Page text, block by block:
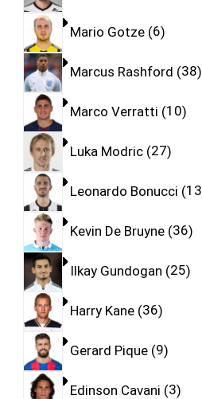
Mario Gotze 6
Marcus Rashford 38
Marco Verratti 10
Luka Modric 27
Leonardo Bonucci 13
Kevin De Bruyne 36
Ilkay Gundogan 25
Harry Kane 36
Gerard Pique 9
Edinson Cavani 3